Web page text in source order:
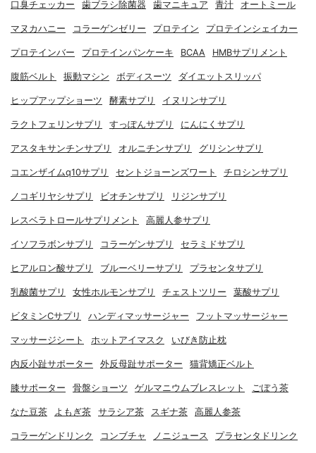
口臭チェッカー 歯ブラシ除菌器 歯マニキュア 青汁 オートミール
マヌカハニー コラーゲンゼリー プロテイン プロテインシェイカー
プロテインバー プロテインパンケーキ BCAA HMBサプリメント
腹筋ベルト 振動マシン ボディスーツ ダイエットスリッパ
ヒップアップショーツ 酵素サプリ イヌリンサプリ
ラクトフェリンサプリ すっぽんサプリ にんにくサプリ
アスタキサンチンサプリ オルニチンサプリ グリシンサプリ
コエンザイムq10サプリ セントジョーンズワート チロシンサプリ
ノコギリヤシサプリ ビオチンサプリ リジンサプリ
レスベラトロールサプリメント 高麗人参サプリ
イソフラボンサプリ コラーゲンサプリ セラミドサプリ
ヒアルロン酸サプリ ブルーベリーサプリ プラセンタサプリ
乳酸菌サプリ 女性ホルモンサプリ チェストツリー 葉酸サプリ
ビタミンCサプリ ハンディマッサージャー フットマッサージャー
マッサージシート ホットアイマスク いびき防止枕
内反小趾サポーター 外反母趾サポーター 猫背矯正ベルト
膝サポーター 骨盤ショーツ ゲルマニウムブレスレット ごぼう茶
なた豆茶 よもぎ茶 サラシア茶 スギナ茶 高麗人参茶
コラーゲンドリンク コンブチャ ノニジュース プラセンタドリンク